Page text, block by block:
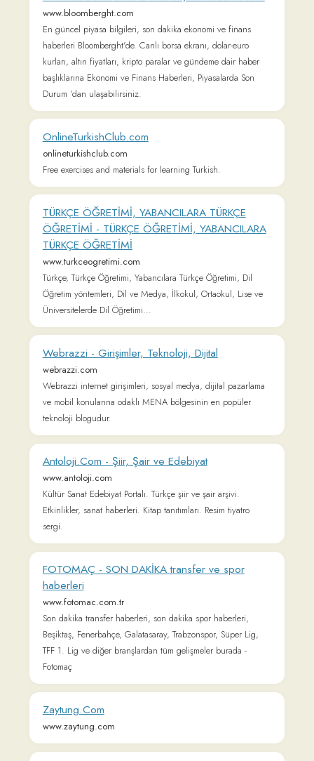
FOTOMAÇ - SON DAKİKA transfer ve spor
haberleri
www.fotomac.com.tr
Son dakika transfer haberleri, son dakika spor haberleri,
Beşiktaş, Fenerbahçe, Galatasaray, Trabzonspor, Süper Lig,
TFF 1. Lig ve diğer branşlardan tüm gelişmeler burada -
Zaytung.Com
www.zaytung.com
Vikipedi: Özgür Ansiklopedi
tr.m.wikipedia.org
NTV Haber - Haberler, En Son Güncel Haberler
www.ntv.com.tr
En son güncel haberler NTV Haber'de! Dünya ve Türkiye'den
yeni haberleri, flaş haberleri ve bugünkü haberleri ntv.com.tr
ile günlük takip edin!
onedio.com
En İyi, En Güncel, En Çok Konuşulan İçerikler Onedio'da.
Reklamlara boğulmadan, farklı kaynaklardan tamamen tarafsız
içerikleri okuyun. Onedio, Türkiye'nin en yeni ve en hızlı
Pratik, Nefis ve Kolay Yemek Tarifleri -
Yemek.com
yemek.com
Denenmiş yemek tarifleri, püf noktaları, videolar, blog
içerikleri ve her damak tadına hitap eden pratik fikirlerle
Independent Türkçe
www.indyturk.com
Gazete Oksijen
gazeteoksijen.com
Türkiye ve dünyadan saygın içeriklerle; politika, ekonomi,
kültür, sanat, sinema, gündem, sağlık ve çok daha fazlası her
hafta Gazete Oksijen’de!
Hikayeler Oku
www.hikayeleroku.net
Çocuklar için kısa hikayeler ve masallar, başarı & gerçek &